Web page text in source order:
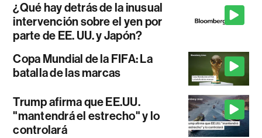
¿Qué hay detrás de la inusual
intervención sobre el yen por
parte de EE. UU. y Japón?
Copa Mundial de la FIFA: La
batalla de las marcas
Trump afirma que EE.UU.
"mantendrá el estrecho" y lo
controlará